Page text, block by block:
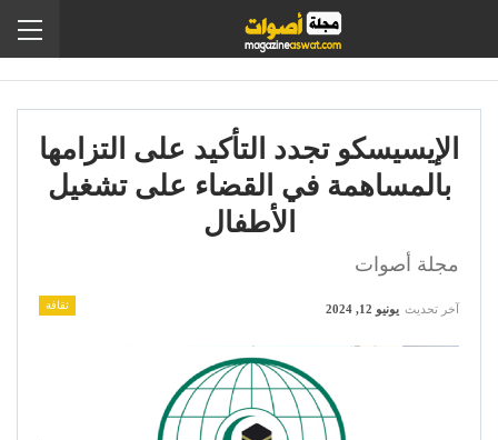
الإيسيسكو تجدد التأكيد على التزامها
بالمساهمة في القضاء على تشغيل
الأطفال
مجلة أصوات
ثقافة آخر تحديث يونيو 12, 2024